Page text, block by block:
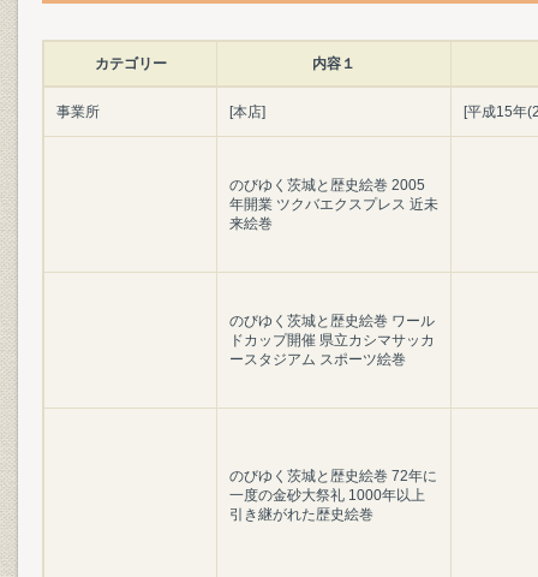
カテゴリー 内容１
事業所 [本店] [平成15年
のびゆく茨城と歴史絵巻 2005
年開業 ツクバエクスプレス 近未
来絵巻
のびゆく茨城と歴史絵巻 ワール
ドカップ開催 県立カシマサッカ
ースタジアム スポーツ絵巻
のびゆく茨城と歴史絵巻 72年に
一度の金砂大祭礼 1000年以上
引き継がれた歴史絵巻